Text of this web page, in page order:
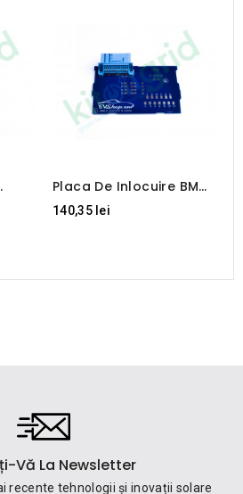
Placa De Inlocuire BMW
I3 BMS
140,35 lei
Vă La Newsletter
recente tehnologii și inovații solare